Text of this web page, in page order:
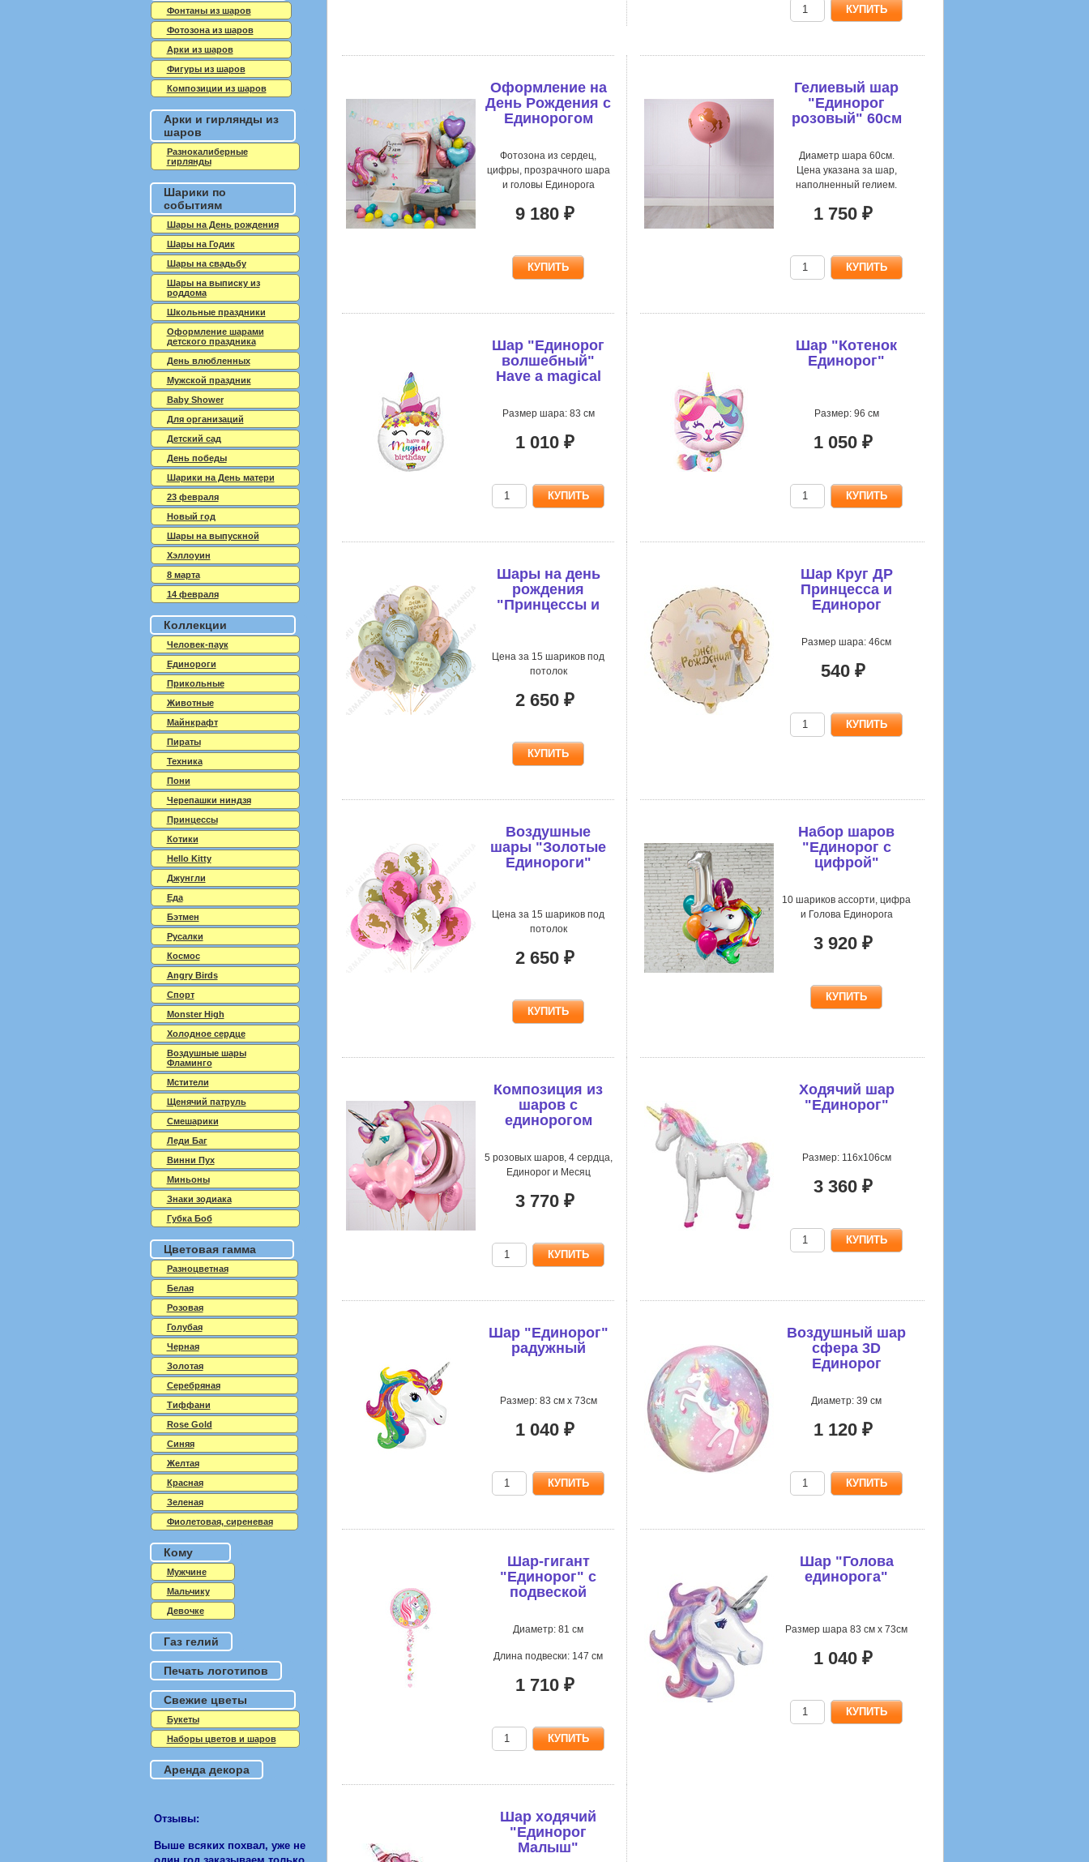
Оформление на
День Рождения с
Единорогом
Фотозона из сердец,
цифры, прозрачного шара
и головы Единорога
9 180 ₽
Гелиевый шар
"Единорог
розовый" 60см
Диаметр шара 60см.
Цена указана за шар,
наполненный гелием.
1 750 ₽
Шар "Единорог
волшебный"
Have a magical
Размер шара: 83 см
1 010 ₽
Шар "Котенок
Единорог"
Размер: 96 см
1 050 ₽
Шары на день
рождения
"Принцессы и
Цена за 15 шариков под
потолок
2 650 ₽
Шар Круг ДР
Принцесса и
Единорог
Размер шара: 46см
540 ₽
Воздушные
шары "Золотые
Единороги"
Цена за 15 шариков под
потолок
2 650 ₽
Набор шаров
"Единорог с
цифрой"
10 шариков ассорти, цифра
и Голова Единорога
3 920 ₽
Композиция из
шаров с
единорогом
5 розовых шаров, 4 сердца,
Единорог и Месяц
3 770 ₽
Ходячий шар
"Единорог"
Размер: 116х106см
3 360 ₽
Шар "Единорог"
радужный
Размер: 83 см х 73см
1 040 ₽
Воздушный шар
сфера 3D
Единорог
Диаметр: 39 см
1 120 ₽
Шар-гигант
"Единорог" с
подвеской
Диаметр: 81 см
Длина подвески: 147 см
1 710 ₽
Шар "Голова
единорога"
Размер шара 83 см х 73см
1 040 ₽
Шар ходячий
"Единорог
Малыш"
Фонтаны из шаров
Фотозона из шаров
Арки из шаров
Фигуры из шаров
Композиции из шаров
Арки и гирлянды из
шаров
Разнокалиберные
гирлянды
Шарики по
событиям
Шары на День рождения
Шары на Годик
Шары на свадьбу
Шары на выписку из
роддома
Школьные праздники
Оформление шарами
детского праздника
День влюбленных
Мужской праздник
Baby Shower
Для организаций
Детский сад
День победы
Шарики на День матери
23 февраля
Новый год
Шары на выпускной
Хэллоуин
8 марта
14 февраля
Коллекции
Человек-паук
Единороги
Прикольные
Животные
Майнкрафт
Пираты
Техника
Пони
Черепашки ниндзя
Принцессы
Котики
Hello Kitty
Джунгли
Еда
Бэтмен
Русалки
Космос
Angry Birds
Спорт
Monster High
Холодное сердце
Воздушные шары
Фламинго
Мстители
Щенячий патруль
Смешарики
Леди Баг
Винни Пух
Миньоны
Знаки зодиака
Губка Боб
Цветовая гамма
Разноцветная
Белая
Розовая
Голубая
Черная
Золотая
Серебряная
Тиффани
Rose Gold
Синяя
Желтая
Красная
Зеленая
Фиолетовая, сиреневая
Кому
Мужчине
Мальчику
Девочке
Газ гелий
Печать логотипов
Свежие цветы
Букеты
Наборы цветов и шаров
Аренда декора
Отзывы:
Выше всяких похвал, уже не